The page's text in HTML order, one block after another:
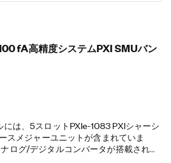
fA高精度システムPXI SMUバン
は、5スロットPXIe-1083 PXIシャーシ
スメジャーユニットが含まれていま
ログ/デジタルコンバータが搭載されて